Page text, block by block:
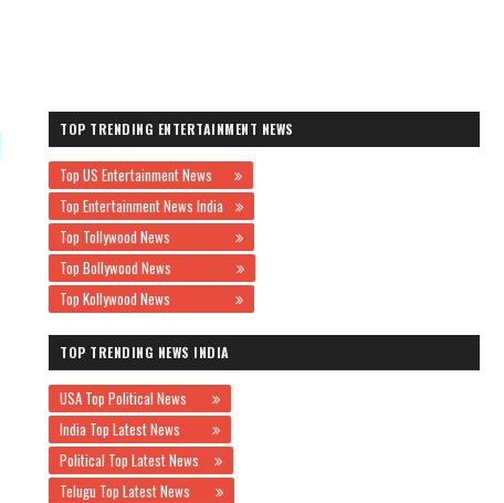
TOP TRENDING ENTERTAINMENT NEWS
Top US Entertainment News
Top Entertainment News India
Top Tollywood News
Top Bollywood News
Top Kollywood News
TOP TRENDING NEWS INDIA
USA Top Political News
India Top Latest News
Political Top Latest News
Telugu Top Latest News